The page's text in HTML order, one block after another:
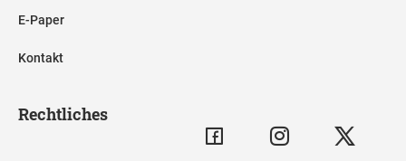
E-Paper
Kontakt
Rechtliches